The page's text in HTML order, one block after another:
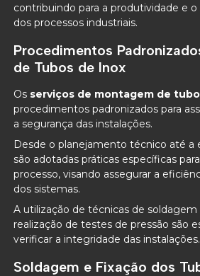
contribuindo para a produtividade e
dos processos industriais.
Procedimentos
de Tubos de Inox
Os serviços de montagem de
procedimentos padronizados para
a segurança das instalações.
Desde o planejamento técnico até a
são adotadas práticas específicas
processo, visando assegurar a
dos sistemas.
A utilização de técnicas de soldagem
realização de testes de pressão são
verificar a integridade das instalações.
Soldagem e Fixação dos